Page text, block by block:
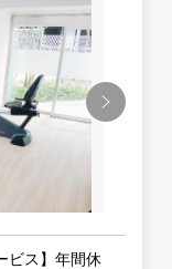
ビス】年間休